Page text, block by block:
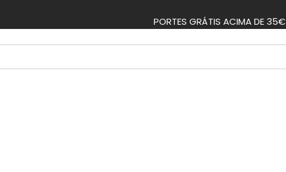
PORTES GRÁTIS ACIMA DE 35€